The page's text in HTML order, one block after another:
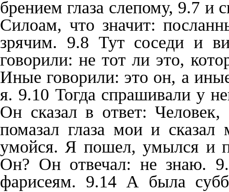
брением глаза слепому, 9.7 и
Силоам, что значит:
зрячим. 9.8 Тут соседи и
говорили: не тот ли это,
Иные говорили: это он, а
я. 9.10 Тогда спрашивали у
Он сказал в ответ:
помазал глаза мои и
умойся. Я пошел, умылся и
Он? Он отвечал: не знаю.
фарисеям. 9.14 А была